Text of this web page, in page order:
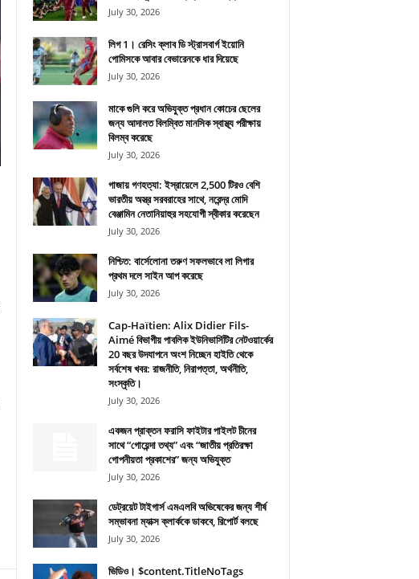
July 30, 2026
লিগ 1। রেসিং ক্লাব ডি স্ট্রাসবার্গ ইয়োনি
গোমিসকে আবার বেভারেনকে ধার দিয়েছে
July 30, 2026
মাকে গুলি করে অভিযুক্ত প্রধান কোচের ছেলের
জন্য আদালত বিলম্বিত মানসিক স্বাস্থ্য পরীক্ষায়
বিলম্ব করেছে
July 30, 2026
গাজায় গণহত্যা: ইস্রায়েলে 2,500 টিরও বেশি
ভারতীয় অস্ত্র সরবরাহের সাথে, নরেন্দ্র মোদি
বেঞ্জামিন নেতানিয়াহুর সহযোগী স্বীকার করেছেন
July 30, 2026
নিশ্চিত: বার্সেলোনা তরুণ সফলভাবে লা লিগার
প্রথম দলে সাইন আপ করেছে
July 30, 2026
Cap-Haïtien: Alix Didier Fils-
Aimé বিভাগীয় পাবলিক ইউনিভার্সিটির নেটওয়ার্কের
20 বছর উদযাপনে অংশ নিচ্ছেন হাইতি থেকে
সর্বশেষ খবর: রাজনীতি, নিরাপত্তা, অর্থনীতি,
সংস্কৃতি।
July 30, 2026
একজন প্রাক্তন ফরাসি ফাইটার পাইলট চীনের
সাথে “গোয়েন্দা তথ্য” এবং “জাতীয় প্রতিরক্ষা
গোপনীয়তা প্রকাশের” জন্য অভিযুক্ত
July 30, 2026
ডেট্রয়েট টাইগার্স এমএলবি অভিষেকের জন্য শীর্ষ
সম্ভাবনা ম্যাক্স ক্লার্ককে ডাকবে, রিপোর্ট বলছে
July 30, 2026
ভিডিও। $content.TitleNoTags